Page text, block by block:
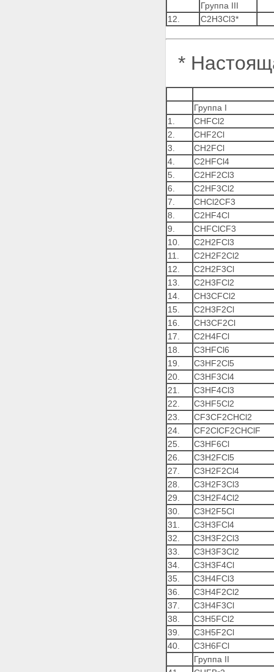
Группа III
12.
C2H3Cl3*
*
Группа I
1.
CHFCl2
2.
CHF2Cl
3.
CH2FCl
4.
C2HFCl4
5.
C2HF2Cl3
6.
C2HF3Cl2
7.
CHCl2CF3
8.
C2HF4Cl
9.
CHFClCF3
10.
C2H2FCl3
11.
C2H2F2Cl2
12.
C2H2F3Cl
13.
C2H3FCl2
14.
CH3CFCl2
15.
C2H3F2Cl
16.
CH3CF2Cl
17.
C2H4FCl
18.
C3HFCl6
19.
C3HF2Cl5
20.
C3HF3Cl4
21.
C3HF4Cl3
22.
C3HF5Cl2
23.
CF3CF2CHCl2
24.
CF2ClCF2CHClF
25.
C3HF6Cl
26.
C3H2FCl5
27.
C3H2F2Cl4
28.
С3Н2F3Сl3
29.
С3Н2F4Сl2
30.
С3Н2F5Сl
31.
С3Н3FCl4
32.
С3Н3F2Сl3
33.
С3Н3F3Сl2
34.
С3Н3F4Сl
35.
С3Н4FСl3
36.
С3Н4F2Сl2
37.
С3Н4F3Сl
38.
C3H5FCl2
39.
С3Н5F2Сl
40.
С3Н6FСl
Группа II